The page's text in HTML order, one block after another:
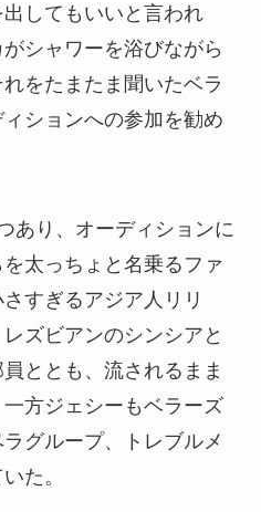
してもいいと言われ
シャワーを浴びながら
をたまたま聞いたベラ
ションへの参加を勧め
あり、オーディションに
太っちょと名乗るファ
すぎるアジア人リリ
ズビアンのシンシアと
ととも、流されるまま
方ジェシーもベラーズ
グループ、トレブルメ
た。